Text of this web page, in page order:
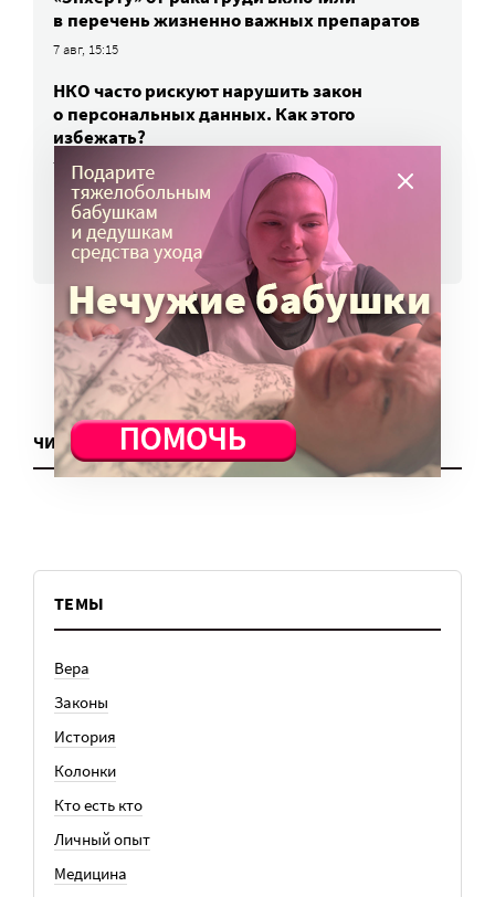
в перечень жизненно важных препаратов
7 авг, 15:15
НКО часто рискуют нарушить закон
о персональных данных. Как этого
избежать?
7 авг, 13:13
ВСЕ НОВОСТИ
ЧИТАТЬ ЕЩЕ
ТЕМЫ
Вера
Законы
История
Колонки
Кто есть кто
Личный опыт
Медицина